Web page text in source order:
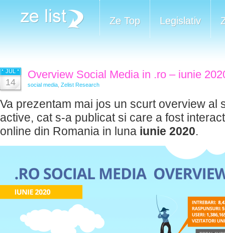
Ze Top Legislativ
JUL
14
Overview Social Media in .ro – iunie
social media Zelist Research
Va prezentam mai jos un scurt overview al
active, cat s-a publicat si care a fost
online din Romania in luna iunie 2020.